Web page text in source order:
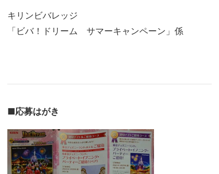
キリンビバレッジ
「ビバ！ドリーム サマーキャンペーン」係
■応募はがき